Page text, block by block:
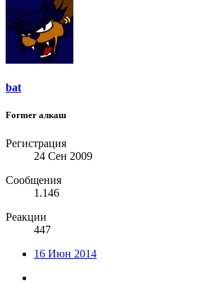
bat
Former алкаш
Регистрация
24 Сен 2009
Сообщения
1.146
Реакции
447
16 Июн 2014